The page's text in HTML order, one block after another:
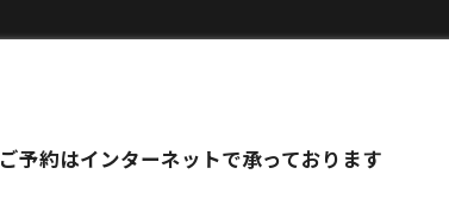
ご予約はインターネットで承っております